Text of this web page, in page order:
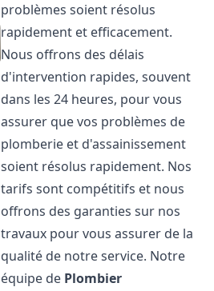
problèmes soient résolus
rapidement et efficacement.
Nous offrons des délais
d'intervention rapides, souvent
dans les 24 heures, pour vous
assurer que vos problèmes de
plomberie et d'assainissement
soient résolus rapidement. Nos
tarifs sont compétitifs et nous
offrons des garanties sur nos
travaux pour vous assurer de la
qualité de notre service. Notre
équipe de Plombier